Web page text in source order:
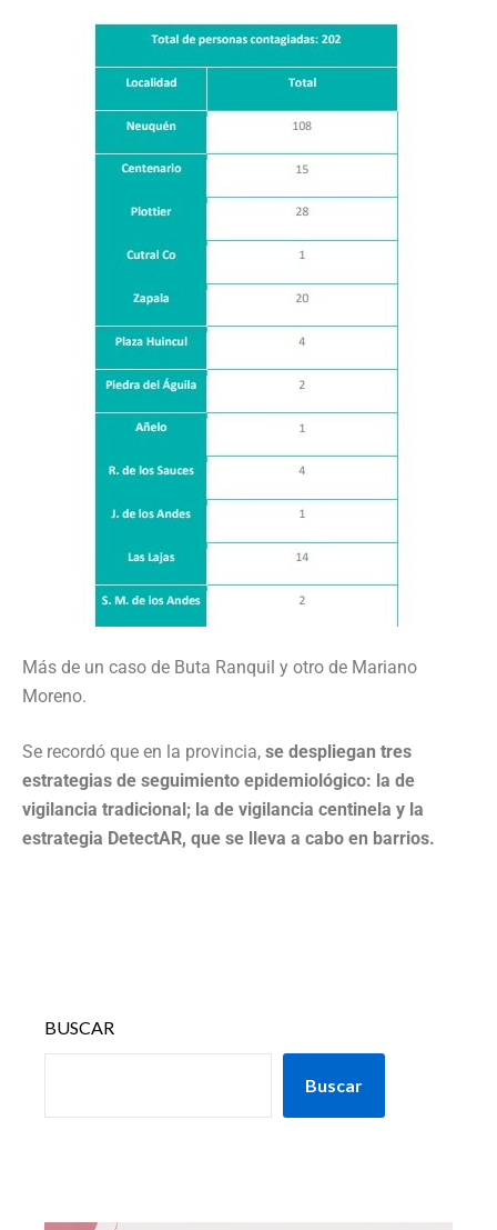
Más de un caso de Buta Ranquil y otro de Mariano
Moreno.
Se recordó que en la provincia, se despliegan tres
estrategias de seguimiento epidemiológico: la de
vigilancia tradicional; la de vigilancia centinela y la
estrategia DetectAR, que se lleva a cabo en barrios.
BUSCAR
Buscar